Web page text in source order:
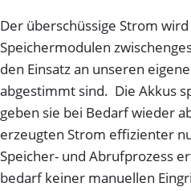
Der überschüssige Strom
Speichermodulen
den Einsatz an unseren
abgestimmt sind. Die Akkus
geben sie bei Bedarf wieder
erzeugten Strom effizienter
Speicher- und Abrufprozess
bedarf keiner manuellen